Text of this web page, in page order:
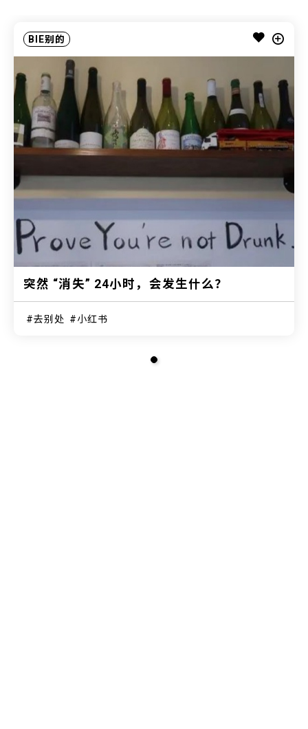
BIE别的
突然 “消失” 24小时，会发生什么？
去别处 小红书